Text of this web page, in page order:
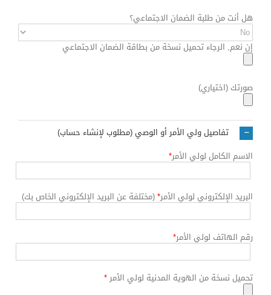
هل أنت من طلبة الضمان الاجتماعي؟
إن نعم, الرجاء تحميل نسخة من بطاقة الضمان الاجتماعي
صورتك (اختياري)
تفاصيل ولي الأمر أو الوصي (مطلوب لإنشاء حساب)
الاسم الكامل لولي الأمر*
البريد الإلكتروني لولي الأمر*(مختلفة عن البريد الإلكتروني الخاص بك)
رقم الهاتف لولي الأمر*
تحميل نسخة من الهوية المدنية لولي الأمر*